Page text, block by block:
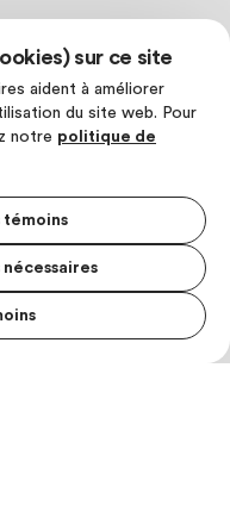
sur ce site
aident à améliorer
du site web. Pour
notre politique de
témoins
MENU